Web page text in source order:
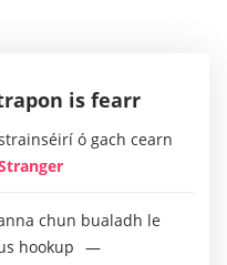
is fearr
ó gach cearn
chun bualadh le
hookup